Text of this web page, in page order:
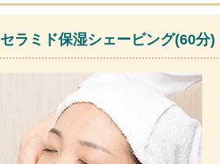
セラミド保湿シェービング(60分)